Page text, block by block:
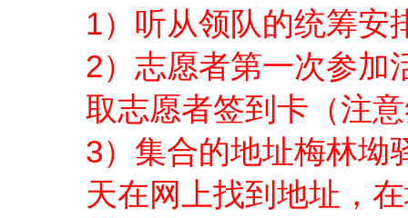
1）听从领队的统筹安
2）志愿者第一次参加
取志愿者签到卡（注
3）集合的地址梅林坳
天在网上找到地址，